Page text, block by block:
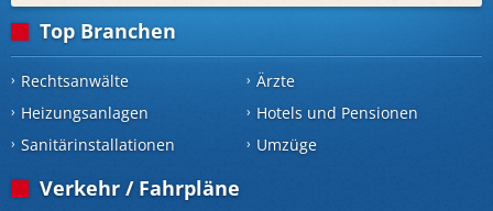
Top Branchen
Rechtsanwälte Ärzte
Heizungsanlagen
Hotels und Pensionen
Sanitärinstallationen
Umzüge
Verkehr / Fahrpläne